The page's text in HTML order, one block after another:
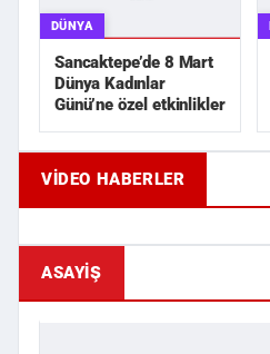
DÜNYA
Sancaktepe’de 8 Mart
Dünya Kadınlar
Günü’ne özel etkinlikler
VIDEO HABERLER
Samsun'da Trafik Kazası!
ASAYIŞ